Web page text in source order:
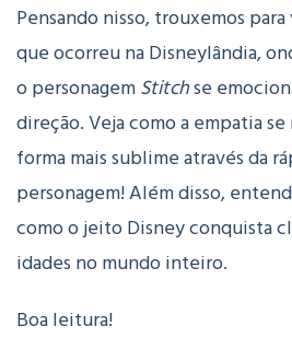
Pensando nisso, trouxemos
que ocorreu na Disneylândia,
o personagemStitchse
direção. Veja como a empatia
forma mais sublime através da
personagem! Além disso,
como o jeito Disney conquista
idades no mundo inteiro.
Boa leitura!